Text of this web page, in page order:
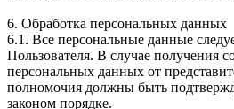
6. Обработка персональных данных
6.1. Все персональные данные
Пользователя. В случае получения
персональных данных от
полномочия должны быть
законом порядке.